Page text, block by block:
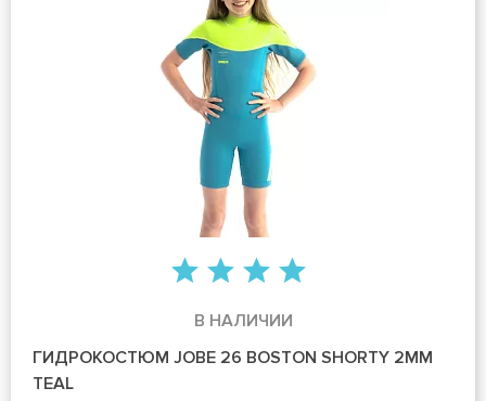
В НАЛИЧИИ
ГИДРОКОСТЮМ JOBE 26 BOSTON SHORTY 2MM
TEAL